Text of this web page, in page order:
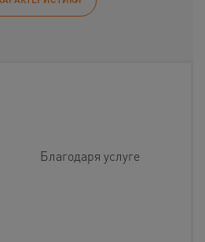
Благодаря услуге